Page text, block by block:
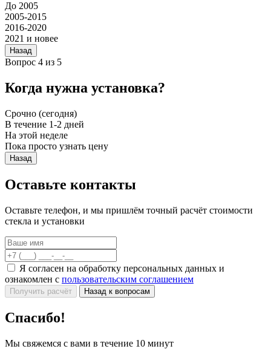
До 2005
2005-2015
2016-2020
2021 и новее
Назад
Вопрос 4 из 5
Когда нужна установка?
Срочно (сегодня)
В течение 1-2 дней
На этой неделе
Пока просто узнать цену
Назад
Оставьте контакты
Оставьте телефон, и мы пришлём точный расчёт стоимости
стекла и установки
Я согласен на обработку персональных данных и
ознакомлен с пользовательским соглашением
Получить расчёт Назад к вопросам
Спасибо!
Мы свяжемся с вами в течение 10 минут